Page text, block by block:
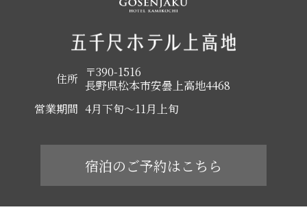
住所
〒390-1516
長野県松本市安曇上高地4468
営業期間 4月下旬～11月上旬
宿泊のご予約はこちら